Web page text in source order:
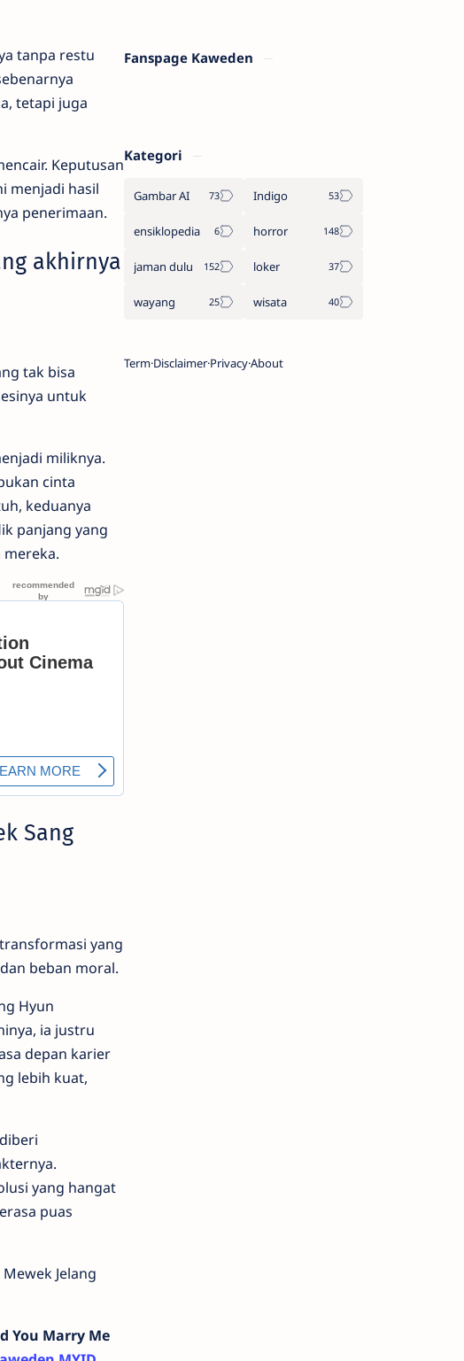
tanpa restu
tetapi juga
Keputusan
menjadi hasil
penerimaan.
akhirnya
tak bisa
untuk
miliknya.
cinta
keduanya
panjang yang
Sang
yang
beban moral.
Hyun
ia justru
depan karier
lebih kuat,
yang hangat
puas
Jelang
You Marry Me
Fanspage Kaweden
Kategori
Gambar AI Indigo
ensiklopedia horror
jaman dulu loker
wayang wisata
TermDisclaimerPrivacyAbout